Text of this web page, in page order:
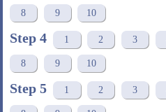
8 9 10
Step 4 1 2 3
8 9 10
Step 5 1 2 3